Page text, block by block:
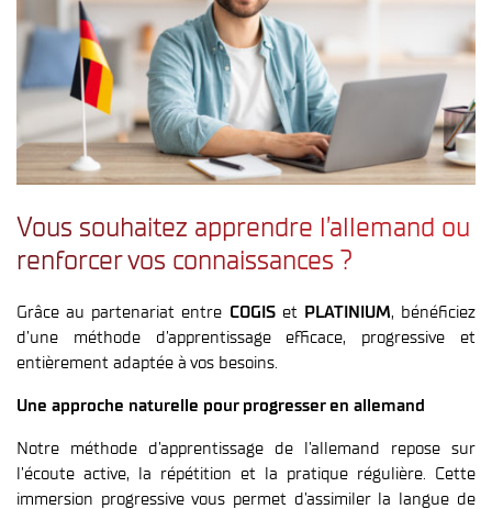
Vous souhaitez apprendre l’allemand ou
renforcer vos connaissances ?
Grâce au partenariat entre COGISet PLATINIUM, bénéficiez
d’une méthode d’apprentissage efficace, progressive et
entièrement adaptée à vos besoins.
Une approche naturelle pour progresser en allemand
Notre méthode d’apprentissage de l’allemand repose sur
l’écoute active, la répétition et la pratique régulière. Cette
immersion progressive vous permet d’assimiler la langue de